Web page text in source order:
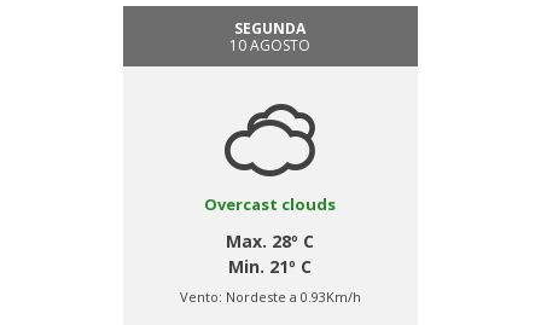
SEGUNDA
10 AGOSTO
Overcast clouds
Max. 28º C
Min. 21º C
Vento: Nordeste a 0.93Km/h